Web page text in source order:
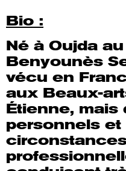
Bio :
Né à Oujda
Benyounès
vécu en
aux Beaux-
Étienne, mais
personnels et